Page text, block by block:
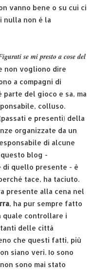
vanno bene o su cui ci
nulla non è la
se mi presto a cose del
non vogliono dire
a compagni di
parte del gioco e sa, ma
colluso.
e presenti) della
organizzate da un
di alcune
blog -
di quello presente - è
tace, ha taciuto.
presente alla cena nel
, ha pur sempre fatto
quale controllare i
delle città
che questi fatti, più
siano veri. Io sono
sono mai stato